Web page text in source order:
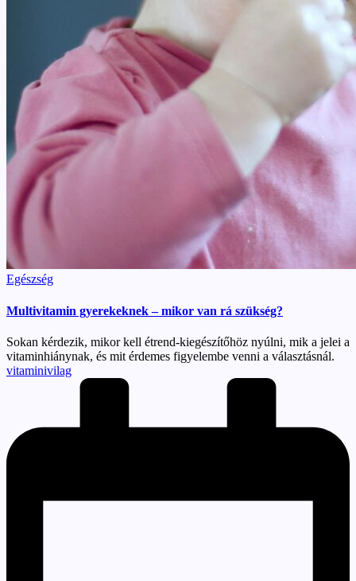
Posted
Egészség
Multivitamin gyerekeknek – mikor van rá szükség?
Sokan kérdezik, mikor kell étrend-kiegészítőhöz nyúlni, mik a jelei a
vitaminhiánynak, és mit érdemes figyelembe venni a választásnál.
Posted
vitaminivilag